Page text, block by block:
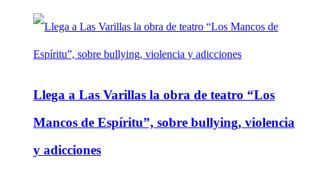
Llega a Las Varillas la obra de teatro “Los
Mancos de Espíritu”, sobre bullying, violencia
y adicciones